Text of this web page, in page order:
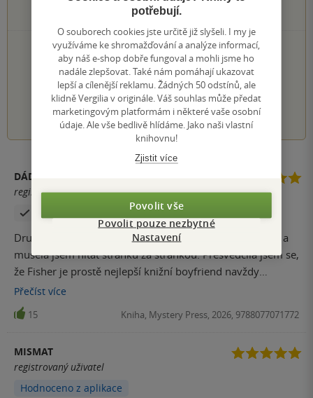
0×
1 hvezdička
PŘIDEJTE SVÉ HODNOCENÍ KNIHY
Hodnocení našich knihkupců: 5.0 z 5
1 2 3 4 5
DÁDA
registrovaný uživatel
Druhý díl nezklamal. Bylo skoro nemožný se odtrhnout a
musela jsem hltat stránku za stránkou. Přesvědčila jsem se,
že Fisher je prostě nejlepší knižní boyfriend navždy
Smekám před autorčiným talentem a vymyšlením tak
úchvatnýho fantasy světa. Pokaždé jsem si řekla "sakra, jak
se z tohohle dostanou?" a ona to prostě skvěle zvládla. Ten
třetí díl. Moc se těším, jak tohle všechno dopadne. Tahle
série pro mě bude na prvnim místě snad do konce života a
nejraději bych jí nutila každýmu, koho potkám! ❤️
Přečíst více
15 Kniha, Mystery Press, 2026, 9788077071772
MISMAT
registrovaný uživatel
Hodnoceno z aplikace
potřebují.
O souborech cookies jste určitě již slyšeli. I my je
využíváme ke shromažďování a analýze informací,
aby náš e-shop dobře fungoval a mohli jsme ho
nadále zlepšovat. Také nám pomáhají ukazovat
lepší a cílenější reklamu. Žádných 50 odstínů, ale
klidně Vergilia v originále. Váš souhlas může předat
marketingovým platformám i některé vaše osobní
údaje. Ale vše bedlivě hlídáme. Jako naši vlastní
knihovnu!
Zjistit více
Povolit vše
Povolit pouze nezbytné
Nastavení